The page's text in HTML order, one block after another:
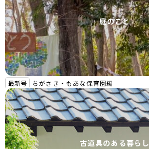
庭のこと
最新号 ちがさき・もあな保育園編
古道具のある暮らし